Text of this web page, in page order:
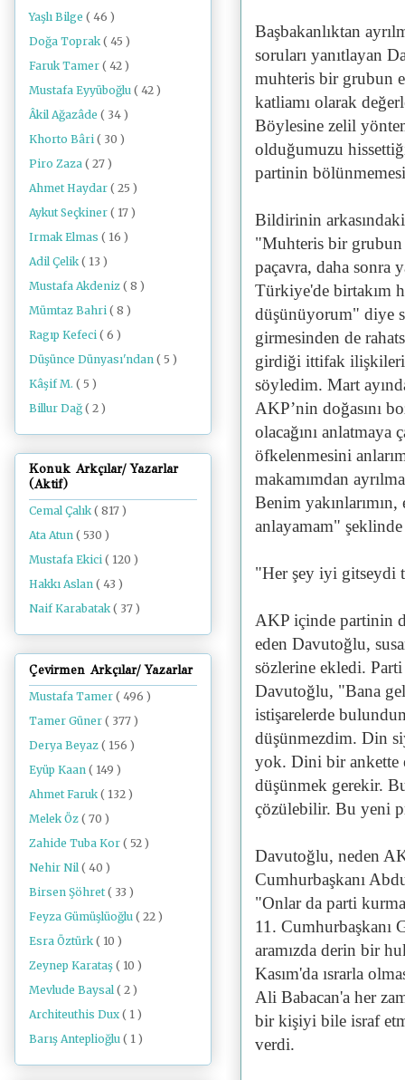
Başbakanlıktan
soruları yanıtlayan
muhteris bir grubun
katliamı olarak
Böylesine zelil
olduğumuzu
partinin
Bildirinin
"Muhteris bir grubun
paçavra, daha sonra
Türkiye'de birtakım
düşünüyorum" diye
girmesinden de
girdiği ittifak
söyledim. Mart
AKP’nin doğasını
olacağını anlatmaya
öfkelenmesini
makamımdan
Benim
anlayamam"
"Her şey iyi gitseydi
AKP içinde partinin
eden Davutoğlu,
sözlerine ekledi.
Davutoğlu, "Bana
istişarelerde
düşünmezdim. Din
yok. Dini bir ankette
düşünmek gerekir.
çözülebilir. Bu yeni
Davutoğlu, neden
Cumhurbaşkanı
"Onlar da parti
11. Cumhurbaşkanı
aramızda derin bir
Kasım'da ısrarla
Ali Babacan'a her
bir kişiyi bile israf
verdi.
Yaşlı Bilge ( 46 )
Doğa Toprak ( 45 )
Faruk Tamer ( 42 )
Mustafa Eyyüboğlu ( 42 )
Âkil Ağazâde ( 34 )
Khorto Bâri ( 30 )
Piro Zaza ( 27 )
Ahmet Haydar ( 25 )
Aykut Seçkiner ( 17 )
Irmak Elmas ( 16 )
Adil Çelik ( 13 )
Mustafa Akdeniz ( 8 )
Mümtaz Bahri ( 8 )
Ragıp Kefeci ( 6 )
Düşünce Dünyası'ndan ( 5 )
Kâşif M. ( 5 )
Billur Dağ ( 2 )
Konuk Arkçılar/ Yazarlar
(Aktif)
Cemal Çalık( 817 )
Ata Atun ( 530 )
Mustafa Ekici ( 120 )
Hakkı Aslan ( 43 )
Naif Karabatak( 37 )
Çevirmen Arkçılar/ Yazarlar
Mustafa Tamer ( 496 )
Tamer Güner ( 377 )
Derya Beyaz ( 156 )
Eyüp Kaan ( 149 )
Ahmet Faruk ( 132 )
Melek Öz ( 70 )
Zahide Tuba Kor ( 52 )
Nehir Nil ( 40 )
Birsen Şöhret ( 33 )
Feyza Gümüşlüoğlu ( 22 )
Esra Öztürk ( 10 )
Zeynep Karataş ( 10 )
Mevlude Baysal ( 2 )
Architeuthis Dux ( 1 )
Barış Anteplioğlu ( 1 )